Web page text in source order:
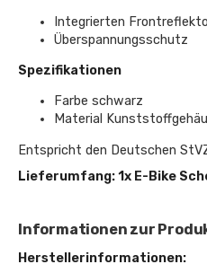
Integrierten
Überspannungsschutz
Spezifikationen
Farbe schwarz
Material
Entspricht den Deutschen
Lieferumfang: 1x E-Bike
Informationen zur
Herstellerinformationen: